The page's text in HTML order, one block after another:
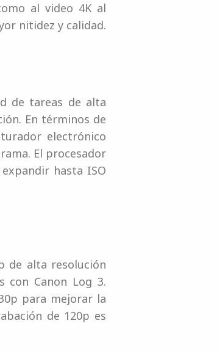
al video 4K al
nitidez y calidad.
de tareas de alta
En términos de
electrónico
El procesador
hasta ISO
de alta resolución
Canon Log 3.
para mejorar la
de 120p es